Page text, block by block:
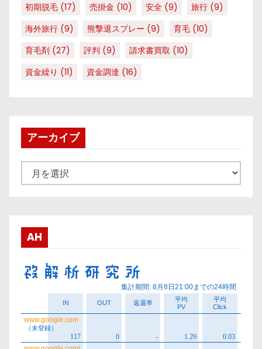
初期脱毛 (17) 売掛金 (10) 安全 (9) 旅行 (9)
海外旅行 (9) 熊撃退スプレー (9) 育毛 (10)
育毛剤 (27) 評判 (9) 請求書買取 (10)
資金繰り (11) 資金調達 (16)
アーカイブ
ー
ブ
AH